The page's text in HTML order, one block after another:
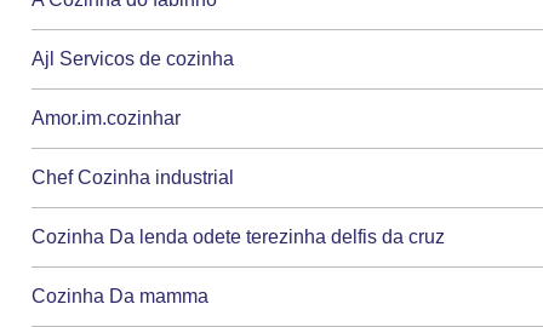
Ajl Servicos de cozinha
Amor.im.cozinhar
Chef Cozinha industrial
Cozinha Da lenda odete terezinha delfis da cruz
Cozinha Da mamma